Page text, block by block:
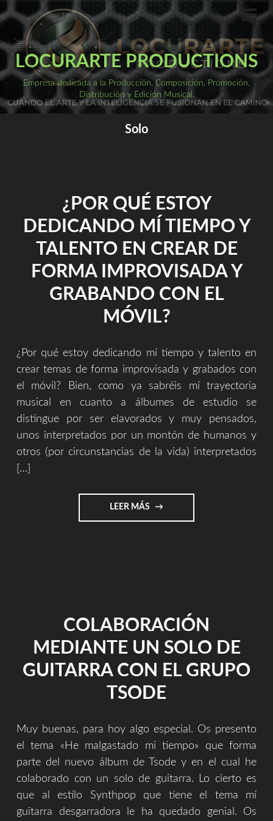
al
contenido
LOCURARTE PRODUCTIONS
Empresa dedicada a la Producción, Composición, Promoción,
Distribución y Edición Musical.
Solo
¿POR QUÉ ESTOY
DEDICANDO MÍ TIEMPO Y
TALENTO EN CREAR DE
FORMA IMPROVISADA Y
GRABANDO CON EL
MÓVIL?
¿Por qué estoy dedicando mí tiempo y talento en
crear temas de forma improvisada y grabados con
el móvil? Bien, como ya sabréis mí trayectoria
musical en cuanto a álbumes de estudio se
distingue por ser elavorados y muy pensados,
unos interpretados por un montón de humanos y
otros (por circunstancias de la vida) interpretados
[…]
LEER MÁS "¿POR
QUÉ
CREAR
FORMA
Y
GRABANDO
CON
MÓVIL?"
COLABORACIÓN
MEDIANTE UN SOLO DE
GUITARRA CON EL GRUPO
TSODE
Muy buenas, para hoy algo especial. Os presento
el tema «He malgastado mi tiempo» que forma
parte del nuevo álbum de Tsode y en el cual he
colaborado con un solo de guitarra. Lo cierto es
que al estilo Synthpop que tiene el tema mí
guitarra desgarradora le ha quedado genial. Os